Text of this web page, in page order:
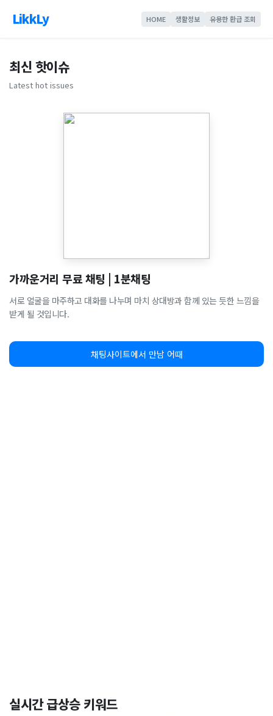
LikkLy HOME 생활정보 유용한 환급 조회
최신 핫이슈
Latest hot issues
가까운거리 무료 채팅 | 1분채팅
서로 얼굴을 마주하고 대화를 나누며 마치 상대방과 함께 있는 듯한 느낌을
받게 될 것입니다.
채팅사이트에서 만남 어때
실시간 급상승 키워드